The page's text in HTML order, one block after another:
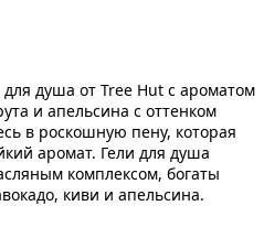
душа от Tree Hut с ароматом
и апельсина с оттенком
в роскошную пену, которая
аромат. Гели для душа
комплексом, богаты
киви и апельсина.